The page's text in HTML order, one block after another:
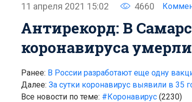
11 апреля 2021 15:02 4660
Антирекорд: В
коронавируса
Ранее: В России разработают еще одну
Далее: За сутки коронавирус выявили в 35
Все новости по теме: #Коронавирус (2230)